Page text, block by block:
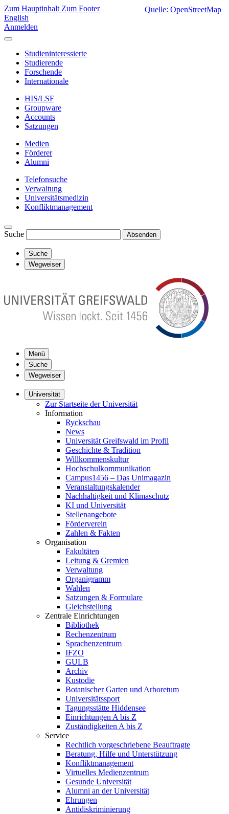
Zum Hauptinhalt Zum Footer
English
Anmelden
Studieninteressierte
Studierende
Forschende
Internationale
HIS/LSF
Groupware
Accounts
Satzungen
Medien
Förderer
Alumni
Telefonsuche
Verwaltung
Universitätsmedizin
Konfliktmanagement
Suche Absenden
Suche
Wegweiser
Menü
Suche
Wegweiser
Universität
Zur Startseite der Universität
Information
Ryckschau
News
Universität Greifswald im Profil
Geschichte & Tradition
Willkommenskultur
Hochschulkommunikation
Campus1456 – Das Unimagazin
Veranstaltungskalender
Nachhaltigkeit und Klimaschutz
KI und Universität
Stellenangebote
Förderverein
Zahlen & Fakten
Organisation
Fakultäten
Leitung & Gremien
Verwaltung
Organigramm
Wahlen
Satzungen & Formulare
Gleichstellung
Zentrale Einrichtungen
Bibliothek
Rechenzentrum
Sprachenzentrum
IFZO
GULB
Archiv
Kustodie
Botanischer Garten und Arboretum
Universitätssport
Tagungsstätte Hiddensee
Einrichtungen A bis Z
Zuständigkeiten A bis Z
Service
Rechtlich vorgeschriebene Beauftragte
Beratung, Hilfe und Unterstützung
Konfliktmanagement
Virtuelles Medienzentrum
Gesunde Universität
Alumni an der Universität
Ehrungen
Antidiskriminierung
Quelle: OpenStreetMap